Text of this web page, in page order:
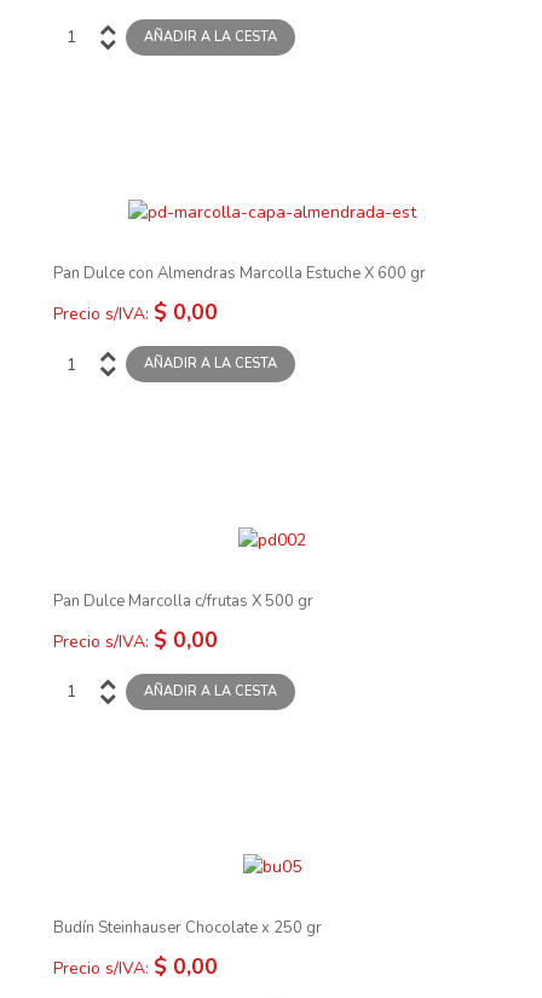
Pan Dulce con Almendras Marcolla Estuche X 600 gr
Precio s/IVA: $ 0,00
Pan Dulce Marcolla c/frutas X 500 gr
Precio s/IVA: $ 0,00
Budín Steinhauser Chocolate x 250 gr
Precio s/IVA: $ 0,00